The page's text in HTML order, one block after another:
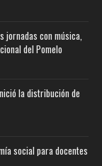
jornadas con música,
del Pomelo
la distribución de
social para docentes